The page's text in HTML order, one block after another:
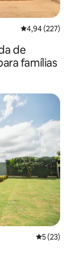
4,94 de uma
4,94 (227)
de
famílias
5 de uma
5 (23)